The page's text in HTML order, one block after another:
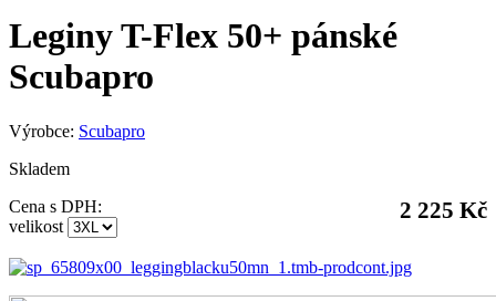
Leginy T-Flex 50+ pánské
Scubapro
Výrobce: Scubapro
Skladem
Cena s DPH:
2 225 Kč
velikost